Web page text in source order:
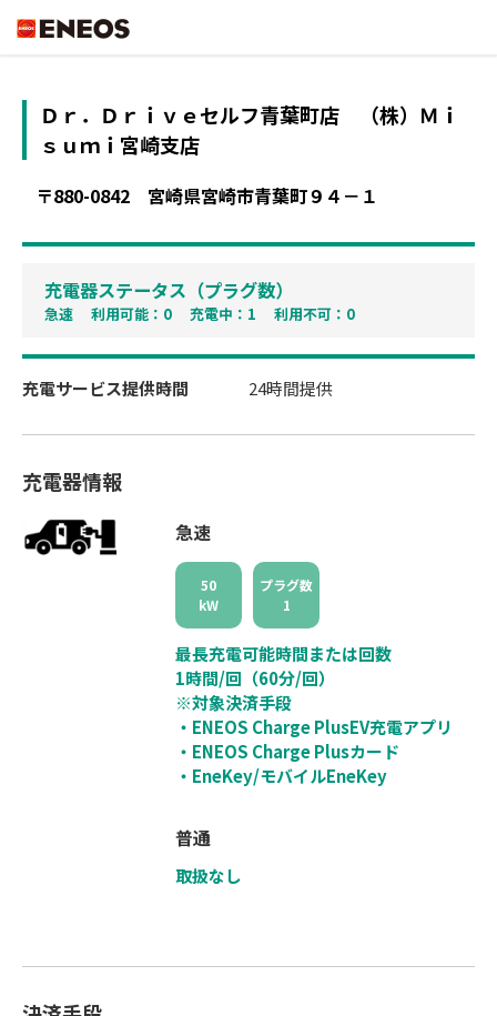
Ｄｒ．Ｄｒｉｖｅセルフ青葉町店
（株）Ｍｉ
ｓｕｍｉ宮崎支店
〒880-0842 宮崎県宮崎市青葉町９４－１
充電器ステータス（プラグ数）
急速 利用可能：0 充電中：1 利用不可：0
充電サービス提供時間 24時間提供
充電器情報
急速
50
kW
プラグ数
1
最長充電可能時間または回数
1時間/回（60分/回）
※対象決済手段
・ENEOS Charge PlusEV充電アプリ
・ENEOS Charge Plusカード
・EneKey/モバイルEneKey
普通
取扱なし